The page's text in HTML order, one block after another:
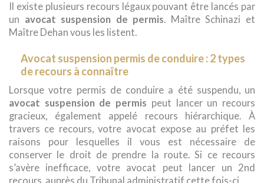
Il existe plusieurs recours légaux pouvant être lancés par
un avocat suspension de permis. Maître Schinazi et
Maître Dehan vous les listent.
Avocat suspension permis de conduire : 2 types
de recours à connaître
Lorsque votre permis de conduire a été suspendu, un
avocat suspension de permis peut lancer un recours
gracieux, également appelé recours hiérarchique. À
travers ce recours, votre avocat expose au préfet les
raisons pour lesquelles il vous est nécessaire de
conserver le droit de prendre la route. Si ce recours
s’avère inefficace, votre avocat peut lancer un 2nd